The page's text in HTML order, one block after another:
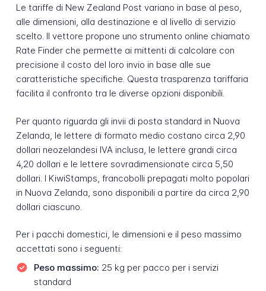
Le tariffe di New Zealand Post variano in base al peso,
alle dimensioni, alla destinazione e al livello di servizio
scelto. Il vettore propone uno strumento online chiamato
Rate Finder che permette ai mittenti di calcolare con
precisione il costo del loro invio in base alle sue
caratteristiche specifiche. Questa trasparenza tariffaria
facilita il confronto tra le diverse opzioni disponibili.
Per quanto riguarda gli invii di posta standard in Nuova
Zelanda, le lettere di formato medio costano circa 2,90
dollari neozelandesi IVA inclusa, le lettere grandi circa
4,20 dollari e le lettere sovradimensionate circa 5,50
dollari. I KiwiStamps, francobolli prepagati molto popolari
in Nuova Zelanda, sono disponibili a partire da circa 2,90
dollari ciascuno.
Per i pacchi domestici, le dimensioni e il peso massimo
accettati sono i seguenti:
Peso massimo: 25 kg per pacco per i servizi
standard